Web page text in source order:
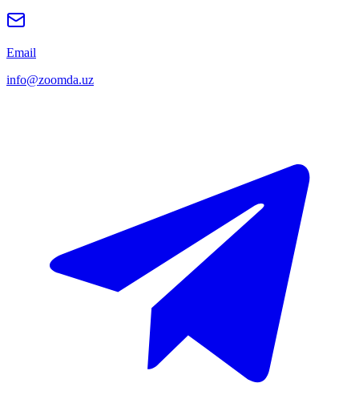
Email
info@zoomda.uz